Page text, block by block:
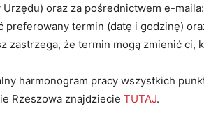
Urzędu) oraz za pośrednictwem e-
preferowany termin (datę i godzinę)
zastrzega, że termin mogą zmienić ci,
harmonogram pracy wszystkich
Rzeszowa znajdziecie TUTAJ.